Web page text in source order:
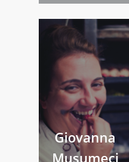
Giovanna
Musumeci